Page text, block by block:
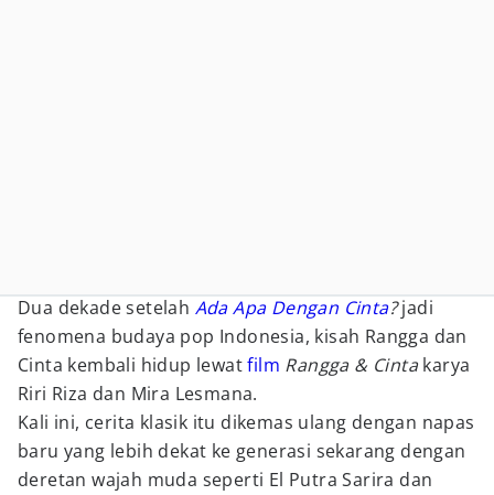
Dua dekade setelah Ada Apa Dengan Cinta?jadi
fenomena budaya pop Indonesia, kisah Rangga dan
Cinta kembali hidup lewatfilm Rangga & Cintakarya
Riri Riza dan Mira Lesmana.
Kali ini, cerita klasik itu dikemas ulang dengan napas
baru yang lebih dekat ke generasi sekarang dengan
deretan wajah muda seperti El Putra Sarira dan